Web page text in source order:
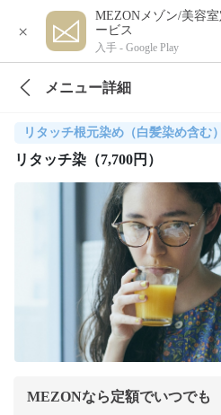
×
MEZONメゾン/美容
ービス
入手 - Google Play
メニュー詳細
リタッチ根元染め（白髪染め含む）
リタッチ染（7,700円）
MEZONなら定額でいつでも